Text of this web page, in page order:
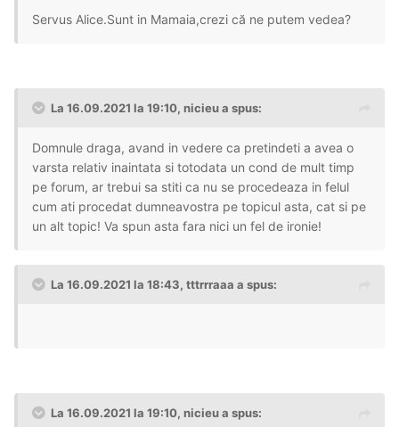
Servus Alice.Sunt in Mamaia,crezi că ne putem vedea?
La 16.09.2021 la 19:10, nicieua spus:
Domnule draga, avand in vedere ca pretindeti a avea o
varsta relativ inaintata si totodata un cond de mult timp
pe forum, ar trebui sa stiti ca nu se procedeaza in felul
cum ati procedat dumneavostra pe topicul asta, cat si pe
un alt topic! Va spun asta fara nici un fel de ironie!
La 16.09.2021 la 18:43, tttrrraaa a spus:
La 16.09.2021 la 19:10, nicieua spus: